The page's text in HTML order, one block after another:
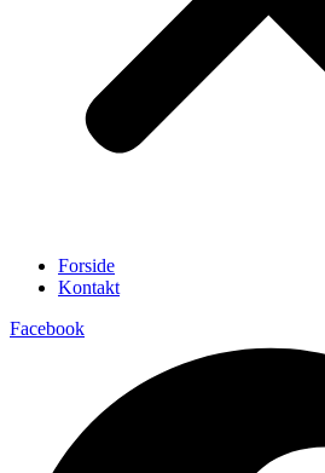
Forside
Kontakt
Facebook